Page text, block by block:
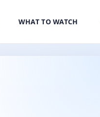
WHAT TO WATCH